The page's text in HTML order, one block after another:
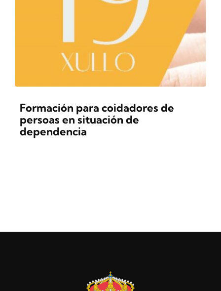
Formación para coidadores de
persoas en situación de
dependencia